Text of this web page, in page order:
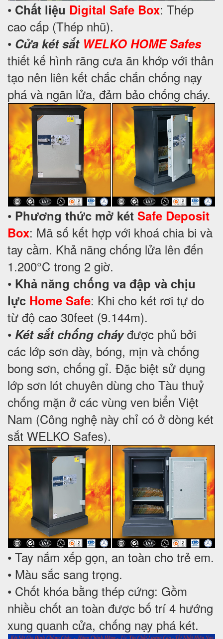
• Chất liệu Digital Safe Box: Thép
cao cấp (Thép nhũ).
• Cửa két sắt WELKO HOME Safes
thiết kế hình răng cưa ăn khớp với thân
tạo nên liên kết chắc chắn chống nạy
phá và ngăn lửa, đảm bảo chống cháy.
• Phương thức mở két Safe Deposit
Box: Mã số kết hợp với khoá chia bi và
tay cầm. Khả năng chống lửa lên đến
1.200°C trong 2 giờ.
• Khả năng chống va đập và chịu
lực Home Safe: Khi cho két rơi tự do
từ độ cao 30feet (9.144m).
• Két sắt chống cháyđược phủ bởi
các lớp sơn dày, bóng, mịn và chống
bong sơn, chống gỉ. Đặc biệt sử dụng
lớp sơn lót chuyên dùng cho Tàu thuỷ
chống mặn ở các vùng ven biển Việt
Nam (Công nghệ này chỉ có ở dòng két
sắt WELKO Safes).
• Tay nắm xếp gọn, an toàn cho trẻ em.
• Màu sắc sang trọng.
• Chốt khóa bằng thép cứng: Gồm
nhiều chốt an toàn được bố trí 4 hướng
xung quanh cửa, chống nạy phá két.